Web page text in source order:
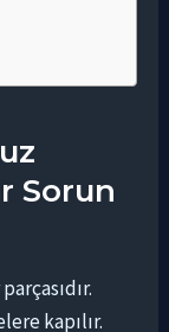
Sorun
kapılır.